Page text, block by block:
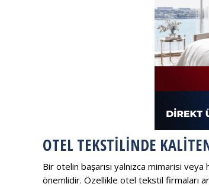
OTEL TEKSTILINDE
Bir otelin başarısı yalnızca mimarisi
önemlidir. Özellikle otel tekstil firmaları